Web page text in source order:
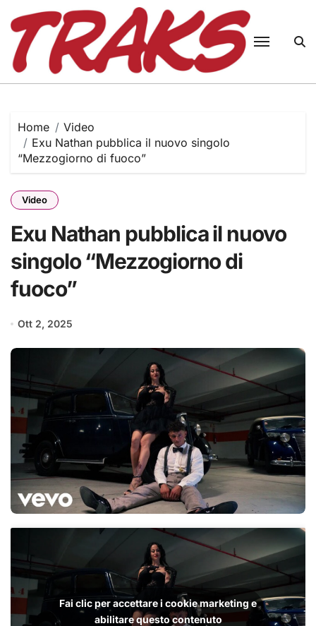
content
Home
Video
Exu Nathan pubblica il nuovo singolo
“Mezzogiorno di fuoco”
Video
Exu Nathan pubblica il nuovo
singolo “Mezzogiorno di
fuoco”
Ott 2, 2025
Fai clic per accettare i cookie marketing e
abilitare questo contenuto